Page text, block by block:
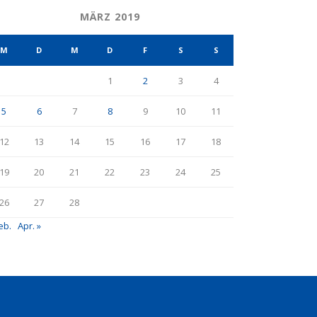
MÄRZ 2019
M D M D F S S
1 2 3 4
5 6 7 8 9 10 11
13 14 15 16 17 18
20 21 22 23 24 25
27
28
Apr. »